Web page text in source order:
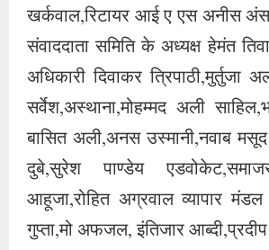
खर्कवाल,रिटायर आई ए एस अनीस
संवाददाता समिति के अध्यक्ष हेमंत
अधिकारी दिवाकर त्रिपाठी,मुर्तुजा
सर्वेश,अस्थाना,मोहम्मद अली
बासित अली,अनस उस्मानी,नवाब
दुबे,सुरेश पाण्डेय
आहूजा,रोहित अग्रवाल व्यापार
गुप्ता,मो अफजल, इंतिजार